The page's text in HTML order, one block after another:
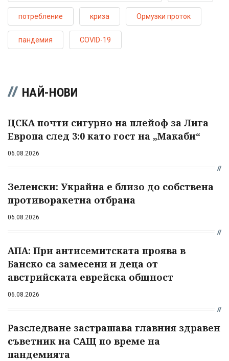
потребление криза Ормузки проток
пандемия COVID-19
НАЙ-НОВИ
ЦСКА почти сигурно на плейоф за Лига
Европа след 3:0 като гост на „Макаби“
06.08.2026
Зеленски: Украйна е близо до собствена
противоракетна отбрана
06.08.2026
АПА: При антисемитската проява в
Банско са замесени и деца от
австрийската еврейска общност
06.08.2026
Разследване застрашава главния здравен
съветник на САЩ по време на
пандемията